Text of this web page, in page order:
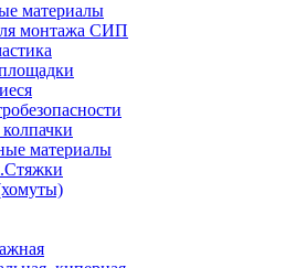
материалы
монтажа СИП
материалы